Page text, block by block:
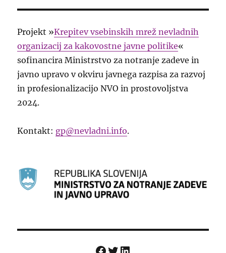
Projekt »Krepitev vsebinskih mrež nevladnih
organizacij za kakovostne javne politike«
sofinancira Ministrstvo za notranje zadeve in
javno upravo v okviru javnega razpisa za razvoj
in profesionalizacijo NVO in prostovoljstva
2024.
Kontakt: gp@nevladni.info.